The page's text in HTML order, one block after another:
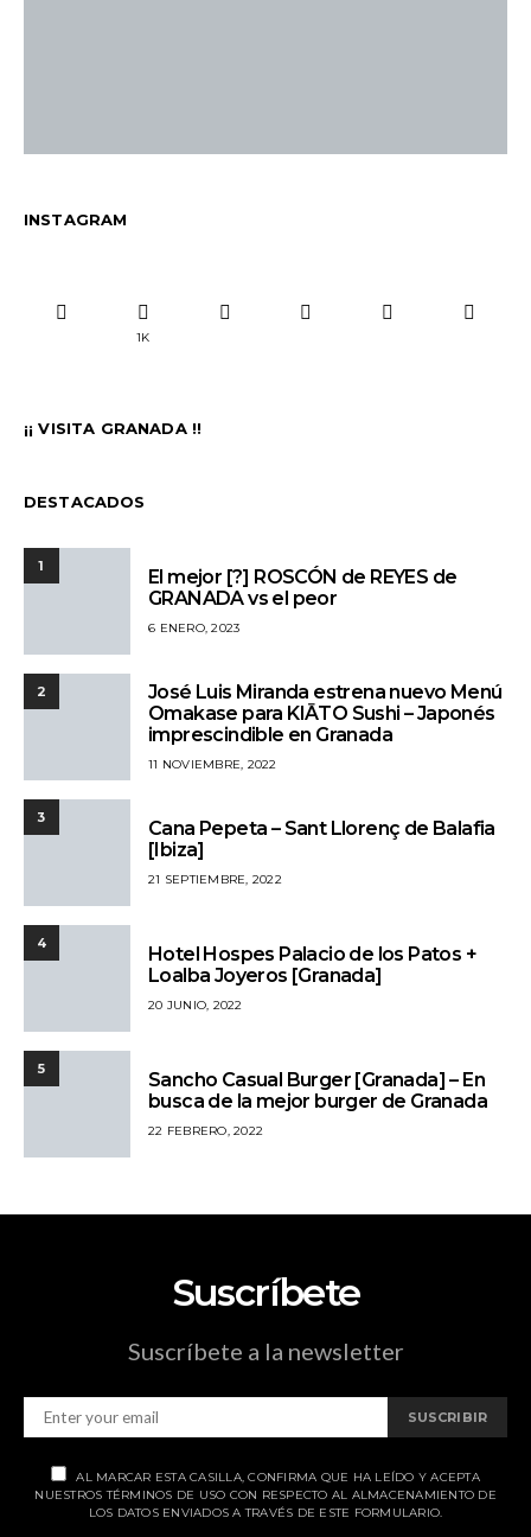
INSTAGRAM
1K
¡¡ VISITA GRANADA !!
DESTACADOS
1
El mejor [?] ROSCÓN de REYES de
GRANADA vs el peor
6 ENERO, 2023
2
José Luis Miranda estrena nuevo Menú
Omakase para KIĀTO Sushi – Japonés
imprescindible en Granada
11 NOVIEMBRE, 2022
3
Cana Pepeta – Sant Llorenç de Balafia
[Ibiza]
21 SEPTIEMBRE, 2022
4
Hotel Hospes Palacio de los Patos +
Loalba Joyeros [Granada]
20 JUNIO, 2022
5
Sancho Casual Burger [Granada] – En
busca de la mejor burger de Granada
22 FEBRERO, 2022
Suscríbete
Suscríbete a la newsletter
SUSCRIBIR
AL MARCAR ESTA CASILLA, CONFIRMA QUE HA LEÍDO Y ACEPTA
NUESTROS TÉRMINOS DE USO CON RESPECTO AL ALMACENAMIENTO DE
LOS DATOS ENVIADOS A TRAVÉS DE ESTE FORMULARIO.